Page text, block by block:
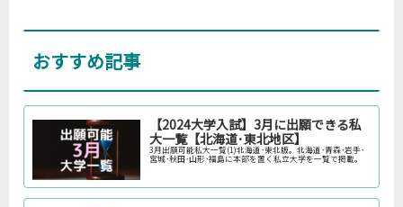
おすすめ記事
【2024大学入試】3月に出願できる私
大一覧【北海道･東北地区】
3月出願可能私大一覧(1)北海道･東北版。北海道･青森･岩手･
宮城･秋田･山形･福島に本部を置く私立大学を一覧で掲載。